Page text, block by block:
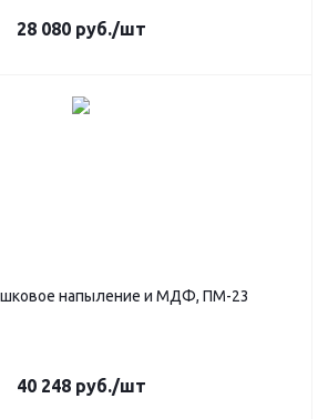
28 080руб./шт
напыление и МДФ, ПМ-23
40 248руб./шт